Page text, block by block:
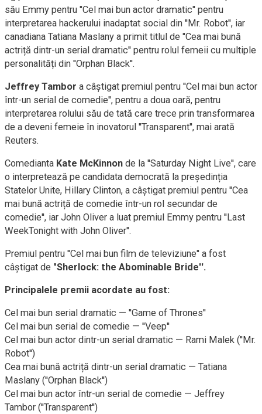
său Emmy pentru ''Cel mai bun actor dramatic'' pentru
interpretarea hackerului inadaptat social din ''Mr. Robot'', iar
canadiana Tatiana Maslany a primit titlul de ''Cea mai bună
actriță dintr-un serial dramatic'' pentru rolul femeii cu multiple
personalități din ''Orphan Black''.
Jeffrey Tambor a câștigat premiul pentru ''Cel mai bun actor
într-un serial de comedie'', pentru a doua oară, pentru
interpretarea rolului său de tată care trece prin transformarea
de a deveni femeie în inovatorul ''Transparent'', mai arată
Reuters.
Comedianta Kate McKinnon de la ''Saturday Night Live'', care
o interpretează pe candidata democrată la președinția
Statelor Unite, Hillary Clinton, a câștigat premiul pentru ''Cea
mai bună actriță de comedie într-un rol secundar de
comedie'', iar John Oliver a luat premiul Emmy pentru ''Last
WeekTonight with John Oliver''.
Premiul pentru ''Cel mai bun film de televiziune'' a fost
câștigat de "Sherlock: the Abominable Bride''.
Principalele premii acordate au fost:
Cel mai bun serial dramatic — ''Game of Thrones''
Cel mai bun serial de comedie — ''Veep''
Cel mai bun actor dintr-un serial dramatic — Rami Malek (''Mr.
Robot'')
Cea mai bună actriță dintr-un serial dramatic — Tatiana
Maslany (''Orphan Black'')
Cel mai bun actor într-un serial de comedie — Jeffrey
Tambor (''Transparent'')